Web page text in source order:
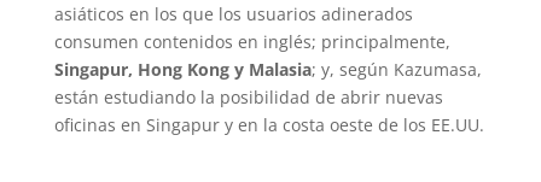
asiáticos en los que los usuarios adinerados
consumen contenidos en inglés; principalmente,
Singapur, Hong Kong y Malasia; y, según Kazumasa,
están estudiando la posibilidad de abrir nuevas
oficinas en Singapur y en la costa oeste de los EE.UU.